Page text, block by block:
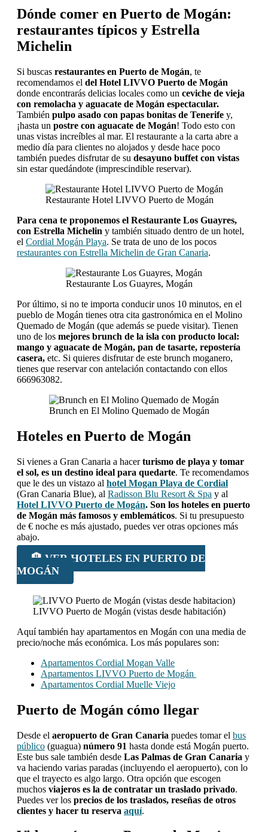
Dónde comer en Puerto de Mogán:
restaurantes típicos y Estrella
Michelin
Si buscas restaurantes en Puerto de Mogán, te
recomendamos el del Hotel LIVVO Puerto de Mogán
donde encontrarás delicias locales como un ceviche de vieja
con remolacha y aguacate de Mogán espectacular.
También pulpo asado con papas bonitas de Tenerife y,
¡hasta un postre con aguacate de Mogán! Todo esto con
unas vistas increíbles al mar. El restaurante a la carta abre a
medio día para clientes no alojados y desde hace poco
también puedes disfrutar de su desayuno buffet con vistas
sin estar quedándote (imprescindible reservar).
Restaurante Hotel LIVVO Puerto de Mogán
Para cena te proponemos el Restaurante Los Guayres,
con Estrella Michelin y también situado dentro de un hotel,
el Cordial Mogán Playa. Se trata de uno de los pocos
restaurantes con Estrella Michelin de Gran Canaria.
Restaurante Los Guayres, Mogán
Por último, si no te importa conducir unos 10 minutos, en el
pueblo de Mogán tienes otra cita gastronómica en el Molino
Quemado de Mogán (que además se puede visitar). Tienen
uno de los mejores brunch de la isla con producto local:
mango y aguacate de Mogán, pan de tasarte, repostería
casera, etc. Si quieres disfrutar de este brunch moganero,
tienes que reservar con antelación contactando con ellos
666963082.
Brunch en El Molino Quemado de Mogán
Hoteles en Puerto de Mogán
Si vienes a Gran Canaria a hacerturismo de playa y tomar
el sol, es un destino ideal para quedarte. Te recomendamos
que le des un vistazo al hotel Mogan Playa de Cordial
(Gran Canaria Blue), al Radisson Blu Resort & Spa y al
Hotel LIVVO Puerto de Mogán. Son los hoteles en puerto
de Mogán más famosos y emblemáticos. Si tu presupuesto
de € noche es más ajustado, puedes ver otras opciones más
abajo.
🏨 VER HOTELES EN PUERTO DE
MOGÁN
LIVVO Puerto de Mogán (vistas desde habitación)
Aquí también hay apartamentos en Mogán con una media de
precio/noche más económica. Los más populares son:
Apartamentos Cordial Mogan Valle
Apartamentos LIVVO Puerto de Mogán
Apartamentos Cordial Muelle Viejo
Puerto de Mogán cómo llegar
Desde el aeropuerto de Gran Canaria puedes tomar el bus
público (guagua) número 91 hasta donde está Mogán puerto.
Este bus sale también desde Las Palmas de Gran Canaria y
va haciendo varias paradas (incluyendo el aeropuerto), con lo
que el trayecto es algo largo. Otra opción que escogen
muchos viajeros es la de contratar un traslado privado.
Puedes ver los precios de los traslados, reseñas de otros
clientes y hacer tu reserva aquí.